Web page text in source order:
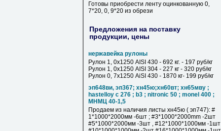
Готовы приобрести ленту оцинкованную 0,
7*20, 0, 9*20 из обрези
Предложения на поставку
продукции, цены
нержавейка рулоны
Рулон 1, 0х1250 AISI 430 - 692 кг. - 197 руб/кг
Рулон 1, 0х1250 AISI 304 - 227 кг - 320 руб/кг
Рулон 0, 7х1250 AiSI 430 - 1870 кг- 199 руб/кг
эп648ви, эп367; хн45ю;хн60вт; хн65мву ;
hastelloy c 276 ; b3 ; nitronic 50 ; monel 400 ;
МНМЦ 40-1,5
Продаем из наличия листы хн45ю ( эп747): #
1*1000*2000мм -6шт ; #3*1000*2000mm -2шт
#5*1000*2000мм -3шт , #12*1000*1000мм -1шт